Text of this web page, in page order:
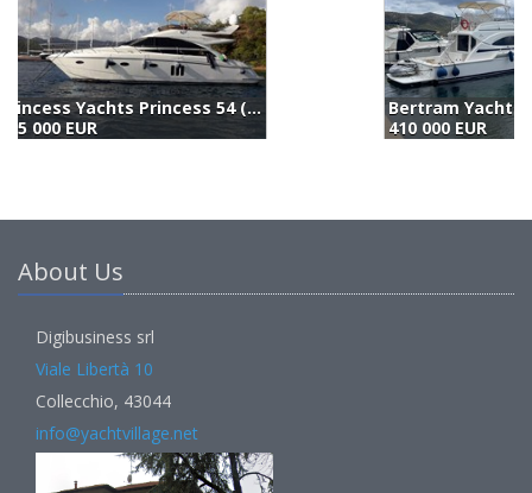
410 000 EUR
About Us
Digibusiness srl
Viale Libertà 10
Collecchio, 43044
info@yachtvillage.net